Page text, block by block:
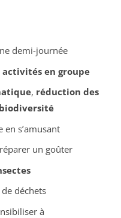
demi-journée
activités en groupe
, réduction des
s’amusant
un goûter
déchets
à